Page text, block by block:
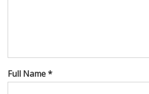
Full Name *